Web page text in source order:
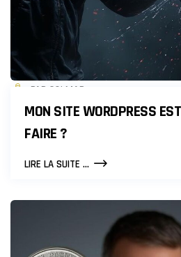
PAR COLMAR
MON SITE WORDPRESS
FAIRE ?
LIRE LA SUITE ...MON
EST
PIRATÉ
QUE